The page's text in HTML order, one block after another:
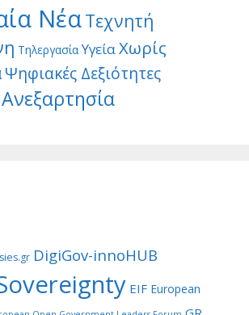
ΝέαΤεχνητή
Τηλεργασία ΥγείαΧωρίς
Ψηφιακές Δεξιότητες
DigiGov-innoHUB
EIF European